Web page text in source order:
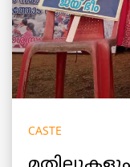
CASTE